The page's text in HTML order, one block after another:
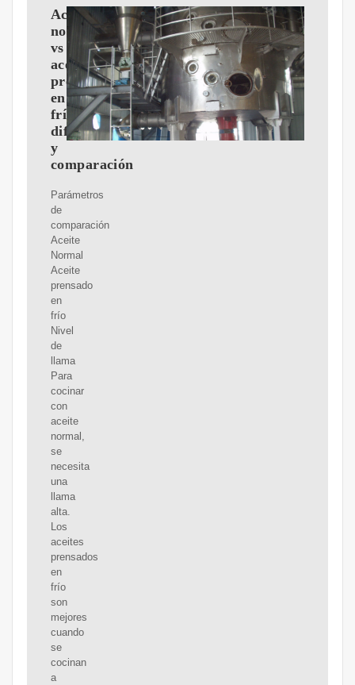
Aceite
normal
vs
aceite
prensado
en
frío:
diferencia
y
comparación
Parámetros
de
comparación
Aceite
Normal
Aceite
prensado
en
frío
Nivel
de
llama
Para
cocinar
con
aceite
normal,
se
necesita
una
llama
alta.
Los
aceites
prensados
en
frío
son
mejores
cuando
se
cocinan
a